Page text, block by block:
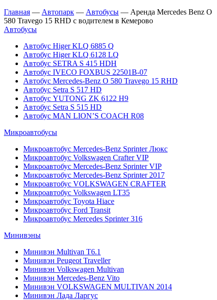
Главная — Автопарк — Автобусы — Аренда Mercedes Benz O
580 Travego 15 RHD с водителем в Кемерово
Автобусы
Автобус Higer KLQ 6885 Q
Автобус Higer KLQ 6128 LQ
Автобус SETRA S 415 HDH
Автобус IVECO FOXBUS 22501В-07
Автобус Mercedes-Benz O 580 Travego 15 RHD
Автобус Setra S 517 HD
Автобус YUTONG ZK 6122 H9
Автобус Setra S 515 HD
Автобус MAN LION’S COACH R08
Микроавтобусы
Микроавтобус Mercedes-Benz Sprinter Люкс
Микроавтобус Volkswagen Crafter VIP
Микроавтобус Mercedes-Benz Sprinter VIP
Микроавтобус Mercedes-Benz Sprinter 2017
Микроавтобус VOLKSWAGEN CRAFTER
Микроавтобус Volkswagen LT35
Микроавтобус Toyota Hiace
Микроавтобус Ford Transit
Микроавтобус Mercedes Sprinter 316
Минивэны
Минивэн Multivan Т6.1
Минивэн Peugeot Traveller
Минивэн Volkswagen Multivan
Минивэн Mercedes-Benz Vito
Минивэн VOLKSWAGEN MULTIVAN 2014
Минивэн Лада Ларгус